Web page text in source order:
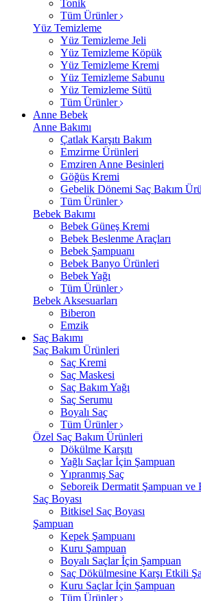
Tonik
Tüm Ürünler
Yüz Temizleme
Yüz Temizleme Jeli
Yüz Temizleme Köpük
Yüz Temizleme Kremi
Yüz Temizleme Sabunu
Yüz Temizleme Sütü
Tüm Ürünler
Anne Bebek
Anne Bakımı
Çatlak Karşıtı Bakım
Emzirme Ürünleri
Emziren Anne Besinleri
Göğüs Kremi
Gebelik Dönemi Saç Bakım
Tüm Ürünler
Bebek Bakımı
Bebek Güneş Kremi
Bebek Beslenme Araçları
Bebek Şampuanı
Bebek Banyo Ürünleri
Bebek Yağı
Tüm Ürünler
Bebek Aksesuarları
Biberon
Emzik
Saç Bakımı
Saç Bakım Ürünleri
Saç Kremi
Saç Maskesi
Saç Bakım Yağı
Saç Serumu
Boyalı Saç
Tüm Ürünler
Özel Saç Bakım Ürünleri
Dökülme Karşıtı
Yağlı Saçlar İçin Şampuan
Yıpranmış Saç
Seboreik Dermatit Şampuan ve
Saç Boyası
Bitkisel Saç Boyası
Şampuan
Kepek Şampuanı
Kuru Şampuan
Boyalı Saçlar İçin Şampuan
Saç Dökülmesine Karşı Etkili
Kuru Saçlar İçin Şampuan
Tüm Ürünler